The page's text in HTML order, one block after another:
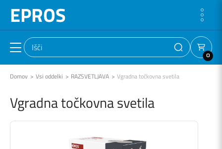
EPROS
0
Domov Vsi oddelki RAZSVETLJAVA Vgradna točkovna svetila
Vgradna točkovna svetila